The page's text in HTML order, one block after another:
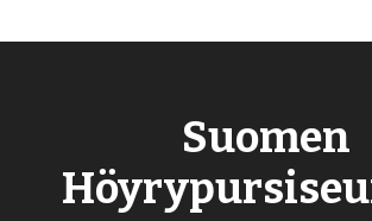
Suomen